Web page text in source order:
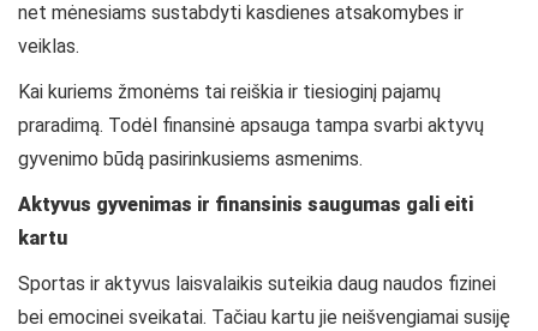
net mėnesiams sustabdyti kasdienes atsakomybes ir
veiklas.
Kai kuriems žmonėms tai reiškia ir tiesioginį pajamų
praradimą. Todėl finansinė apsauga tampa svarbi aktyvų
gyvenimo būdą pasirinkusiems asmenims.
Aktyvus gyvenimas ir finansinis saugumas gali eiti
kartu
Sportas ir aktyvus laisvalaikis suteikia daug naudos fizinei
bei emocinei sveikatai. Tačiau kartu jie neišvengiamai susiję